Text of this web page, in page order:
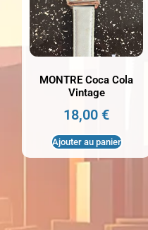
MONTRE Coca Cola
Vintage
18,00€
Ajouter au panier